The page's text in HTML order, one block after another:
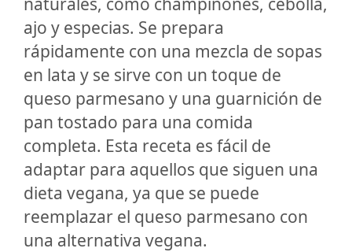
ajo y especias. Se prepara
rápidamente con una mezcla de sopas
en lata y se sirve con un toque de
queso parmesano y una guarnición de
pan tostado para una comida
completa. Esta receta es fácil de
adaptar para aquellos que siguen una
dieta vegana, ya que se puede
reemplazar el queso parmesano con
una alternativa vegana.